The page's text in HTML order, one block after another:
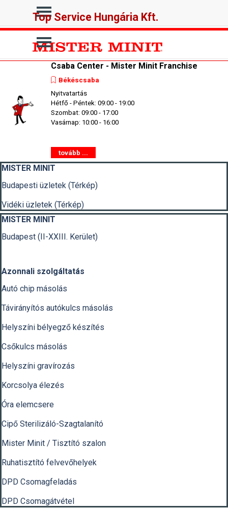
Ugrás a menüre
Top Service Hungária Kft.
Ugrás a menüre
Csaba Center - Mister Minit Franchise
Békéscsaba
Nyitvatartás
Hétfő - Péntek: 09:00 - 19:00
Szombat: 09:00 - 17:00
Vasárnap: 10:00 - 16:00
tovább ...
Kihagy blokk MISTER MINIT
MISTER MINIT
Budapesti üzletek (Térkép)
Vidéki üzletek (Térkép)
Kihagy blokk MISTER MINIT
MISTER MINIT
Budapest (II-XXIII. Kerület)
Azonnali szolgáltatás
Autó chip másolás
Távirányítós autókulcs másolás
Helyszíni bélyegző készítés
Csőkulcs másolás
Helyszíni gravírozás
Korcsolya élezés
Óra elemcsere
Cipő Sterilizáló-Szagtalanító
Mister Minit / Tisztító szalon
Ruhatisztító felvevőhelyek
DPD Csomagfeladás
DPD Csomagátvétel